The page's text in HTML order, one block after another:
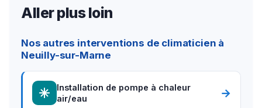
Aller plus loin
Nos autres interventions de climaticien à
Neuilly-sur-Marne
Installation de pompe à chaleur
air/eau
→